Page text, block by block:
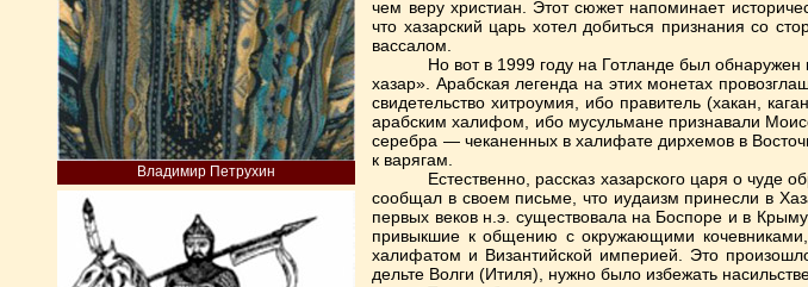
Владимир Петрухин
чем веру христиан. Этот сюжет напоминает
что хазарский царь хотел добиться признания со
вассалом.
Но вот в 1999 году на Готланде был
хазар». Арабская легенда на этих монетах
свидетельство хитроумия, ибо правитель (хакан,
арабским халифом, ибо мусульмане признавали
серебра — чеканенных в халифате дирхемов в
к варягам.
Естественно, рассказ хазарского царя о
сообщал в своем письме, что иудаизм принесли в
первых веков н.э. существовала на Боспоре и в
привыкшие к общению с окружающими
халифатом и Византийской империей. Это
дельте Волги (Итиля), нужно было избежать